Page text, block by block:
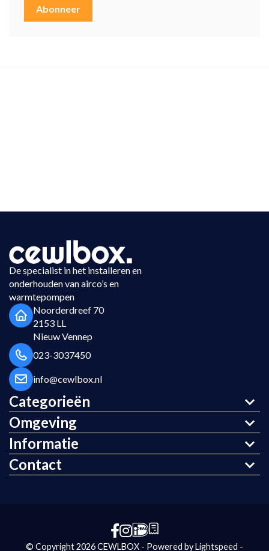
Abonneer
De specialist in het installeren en
onderhouden van airco’s en
warmtepompen
Noorderdreef 70
2153 LL
Nieuw Vennep
023-3037450
info@cewlbox.nl
Categorieën
Omgeving
Informatie
Contact
© Copyright 2026 CEWLBOX - Powered byLightspeed -